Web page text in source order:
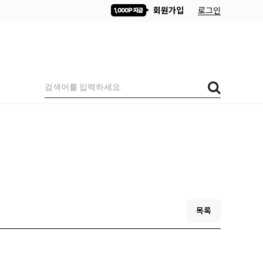
회원가입 로그인
목록